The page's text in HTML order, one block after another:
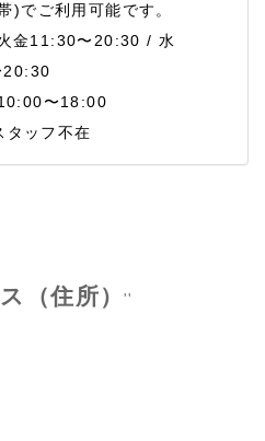
)でご利用可能です。
金11:30〜20:30 / 水
20:30
〜18:00
タッフ不在
（住所）''